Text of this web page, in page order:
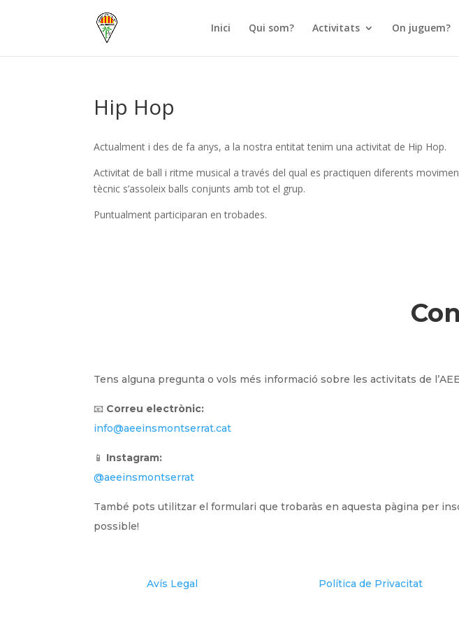
Inici Qui som? Activitats On juguem?
Hip Hop
Actualment i des de fa anys, a la nostra entitat tenim una activitat de Hip Hop.
Activitat de ball i ritme musical a través del qual es practiquen diferents
tècnic s’assoleix balls conjunts amb tot el grup.
Puntualment participaran en trobades.
Tens alguna pregunta o vols més informació sobre les activitats de
📧 Correu electrònic:
info@aeeinsmontserrat.cat
📱 Instagram:
@aeeinsmontserrat
També pots utilitzar el formulari que trobaràs en aquesta pàgina per
possible!
Avís Legal Política de Privacitat